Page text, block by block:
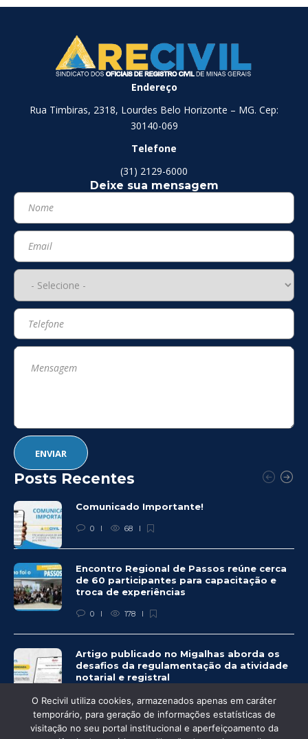
Endereço
Rua Timbiras, 2318, Lourdes Belo Horizonte – MG. Cep:
30140-069
Telefone
(31) 2129-6000
Deixe sua mensagem
Posts Recentes
Comunicado Importante!
0 68
Encontro Regional de Passos reúne cerca
de 60 participantes para capacitação e
troca de experiências
0 178
Artigo publicado no Migalhas aborda os
desafios da regulamentação da atividade
notarial e registral
0 442
O Recivil utiliza cookies, armazenados apenas em caráter
temporário, para geração de informações estatísticas de
visitação no seu portal institucional e aperfeiçoamento da